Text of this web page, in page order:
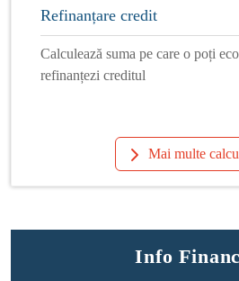
Refinanțare credit
Calculează suma pe care o poți
refinanțezi creditul
Mai multe
Info